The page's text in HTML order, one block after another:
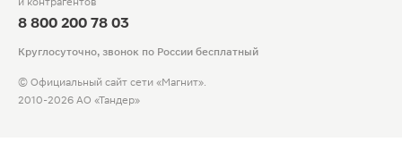
8 800 200 78 03
Круглосуточно, звонок по России бесплатный
© Официальный сайт сети «Магнит».
2010-2026 АО «Тандер»